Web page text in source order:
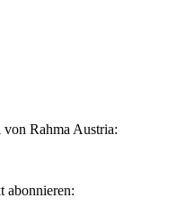
Rahma Austria:
abonnieren: